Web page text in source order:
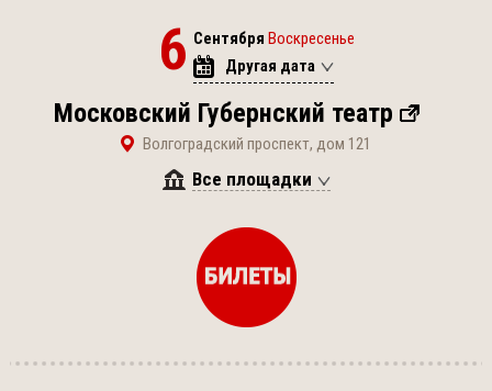
6 Сентября Воскресенье
Другая дата
Московский Губернский театр
Волгоградский проспект, дом 121
Все площадки